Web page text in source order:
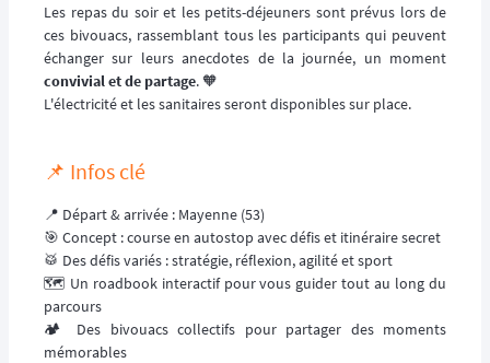
Les repas du soir et les petits-déjeuners sont prévus lors de
ces bivouacs, rassemblant tous les participants qui peuvent
échanger sur leurs anecdotes de la journée, un moment
convivial et de partage. 🧡
L'électricité et les sanitaires seront disponibles sur place.
📌 Infos clé
📍 Départ & arrivée : Mayenne (53)
🎯 Concept : course en autostop avec défis et itinéraire secret
🥁 Des défis variés : stratégie, réflexion, agilité et sport
🗺️ Un roadbook interactif pour vous guider tout au long du
parcours
🏕️ Des bivouacs collectifs pour partager des moments
mémorables